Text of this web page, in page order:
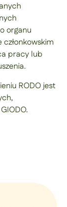
organu
pracy lub
RODO jest